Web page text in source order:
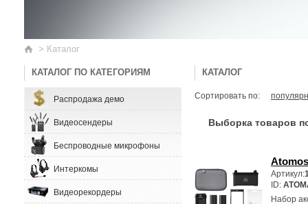
> Каталог
КАТАЛОГ ПО КАТЕГОРИЯМ
Распродажа демо
Видеосендеры
Беспроводные микрофоны
Интеркомы
Видеорекордеры
КАТАЛОГ
Сортировать по:
Выборка товаров
Артикул:
ID:
Набор